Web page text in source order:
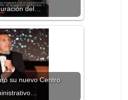
del…
su nuevo Centro